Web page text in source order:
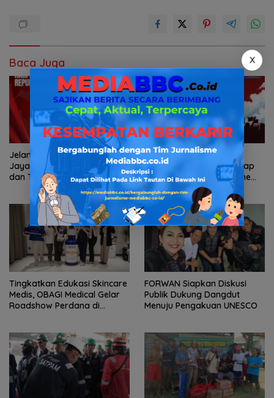
Baca Juga
Jelang HUT RI ke-81, GRIB
Jaya Sumsel Perkuat Barisan
dan Tegaskan Peran Kawal
Aspirasi Rakyat.
Malam 17 Agustus Makin
Hype! DJ Sinta Mispan Siap
Guncang Gen-Z Hypezone
Palembang
Tingkatkan Edukasi Skincare
Medis, OBAGI Medical Gelar
Roadshow Perdana di
FORWAN Siapkan Diskusi
Publik Dukung Dangdut
Menuju Pengakuan UNESCO
X